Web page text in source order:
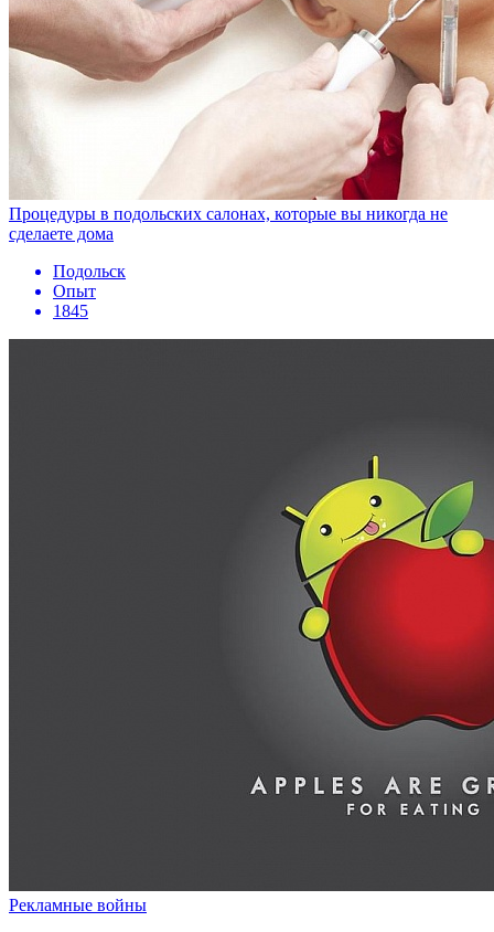
Процедуры в подольских салонах, которые вы никогда не
сделаете дома
Подольск
Опыт
1845
Рекламные войны